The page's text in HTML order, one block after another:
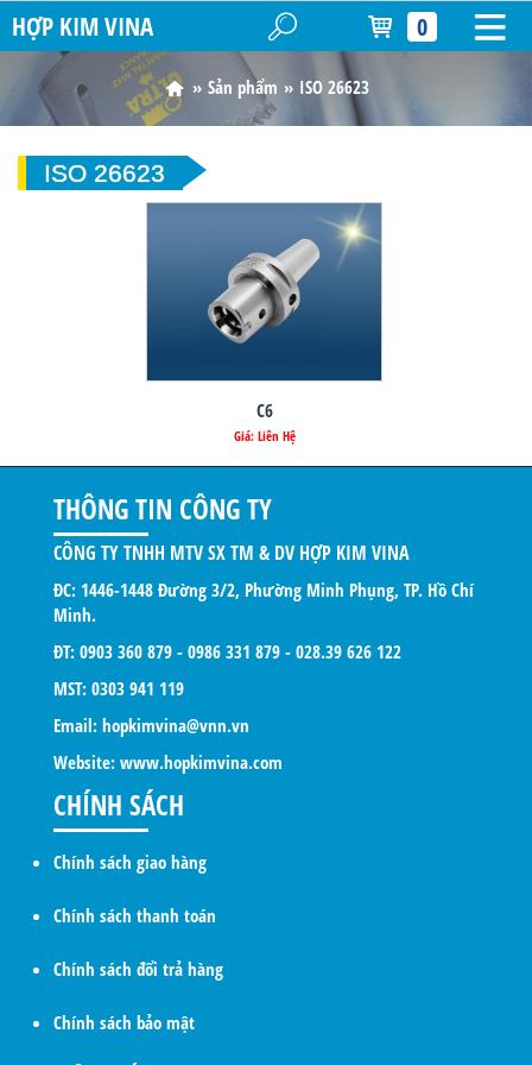
HỢP KIM VINA 0
Sản phẩm ISO 26623
ISO 26623
C6
Giá: Liên Hệ
THÔNG TIN CÔNG TY
CÔNG TY TNHH MTV SX TM & DV HỢP KIM VINA
ĐC: 1446-1448 Đường 3/2, Phường Minh Phụng, TP. Hồ Chí
Minh.
ĐT: 0903 360 879 - 0986 331 879 - 028.39 626 122
MST: 0303 941 119
Email: hopkimvina@vnn.vn
Website: www.hopkimvina.com
CHÍNH SÁCH
Chính sách giao hàng
Chính sách thanh toán
Chính sách đổi trả hàng
Chính sách bảo mật